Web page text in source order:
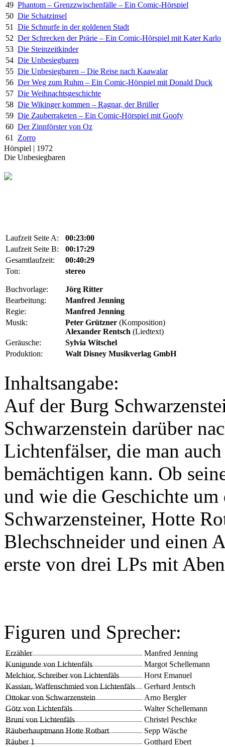
49 Phantom – Grenzzwischenfälle – Ein Comic-Hörspiel
50 Die Schatzinsel
51
Die Schnurfe in der goldenen Stadt
52 Der Schrecken der Prärie – Ein Comic-Hörspiel mit Kater Karlo
53 Die Steinzeitkinder
54 Die Unbesiegbaren
55 Die Unbesiegbaren – Die Reise nach Kaawalar
56 Der Weg zum Ruhm – Ein Comic-Hörspiel mit Donald Duck
57 Die Weihnachtsgeschichte
58 Die Wikinger kommen – Ragnar, der Brüller
59 Die Zauberraketen – Ein Comic-Hörspiel mit Goofy
60 Der Zinnförster von Oz
61
Zorro
Hörspiel | 1972
Die Unbesiegbaren
Laufzeit Seite A:
00:23:00
Laufzeit Seite B:
00:17:29
Gesamtlaufzeit:
00:40:29
Ton:
stereo
Buchvorlage:
Jörg Ritter
Bearbeitung:
Manfred Jenning
Regie:
Manfred Jenning
Musik:
Peter Grützner (Komposition)
Alexander Rentsch (Liedtext)
Geräusche:
Sylvia Witschel
Produktion:
Walt Disney Musikverlag GmbH
Inhaltsangabe:
Auf der Burg
Schwarzenstein darüber
Lichtenfälser, die man
bemächtigen kann. Ob
und wie die Geschichte
Schwarzensteiner, Hotte
Blechschneider und einen
erste von drei LPs mit
Figuren und Sprecher:
Erzähler
Manfred Jenning
Kunigunde von Lichtenfäls
Margot Schellemann
Melchior, Schreiber von Lichtenfäls
Horst Emanuel
Kassian, Waffenschmied von Lichtenfäls
Gerhard Jentsch
Ottokar von Schwarzenstein
Arno Bergler
Götz von Lichtenfäls
Walter Schellemann
Bruni von Lichtenfäls
Christel Peschke
Räuberhauptmann Hotte Rotbart
Sepp Wäsche
Räuber 1
Gotthard Ebert